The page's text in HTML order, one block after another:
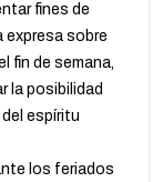
fines de
expresa sobre
fin de semana,
la posibilidad
espíritu
los feriados